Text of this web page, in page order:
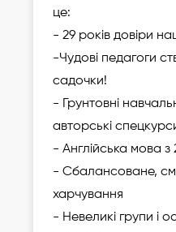
це:
- 29 років довіри
-Чудові педагоги
садочки!
- Грунтовні
авторські
- Англійська мова з
- Сбалансоване,
харчування
- Невеликі групи і